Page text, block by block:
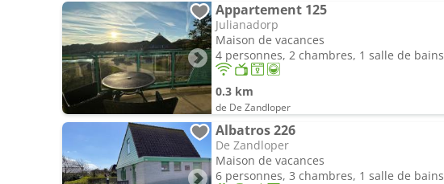
Appartement 125
Julianadorp
Maison de vacances
4 personnes, 2 chambres, 1 salle de bains
0.3 km
de De Zandloper
Albatros 226
De Zandloper
Maison de vacances
6 personnes, 3 chambres, 1 salle de bains